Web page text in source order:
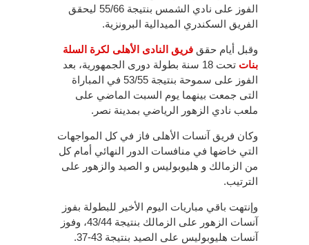
الفوز على نادي الشمس بنتيجة 55/66 ليحقق
الفريق السكندري الميدالية البرونزية.
وقبل أيام حقق فريق النادى الأهلى لكرة السلة
بنات
تحت 18 سنة بطولة دورى الجمهورية، بعد
الفوز على سموحة بنتيجة 53/55 في المباراة
التى جمعت بينهما يوم السبت الماضي على
ملعب نادي الزهور الرياضي بمدينة نصر.
وكان فريق آنسات الأهلى فاز في كل المواجهات
التي خاضها في منافسات الدور النهائي أمام كل
من الزمالك و هليوبوليس و الصيد والزهور على
الترتيب.
وإنتهت باقي مباريات اليوم الأخير للبطولة بفوز
آنسات الزهور على الزمالك بنتيجة 43/44، وفوز
آنسات هليوبوليس على الصيد بنتيجة 43-37.